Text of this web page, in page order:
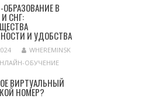
В
СНГ:
И УДОБСТВА
WHEREMINSK
ОБУЧЕНИЕ
ВИРТУАЛЬНЫЙ
НОМЕР?